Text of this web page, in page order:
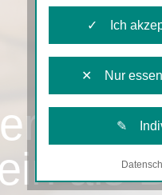
als
✓ Ich
✕ Nur
✎
Notwendige